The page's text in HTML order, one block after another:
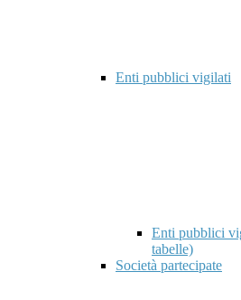
Enti pubblici vigilati
Enti pubblici
tabelle)
Società partecipate